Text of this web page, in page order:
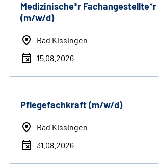
Medizinische*r Fachangestellte*r
(m/w/d)
Bad Kissingen
15.08.2026
Pflegefachkraft (m/w/d)
Bad Kissingen
31.08.2026